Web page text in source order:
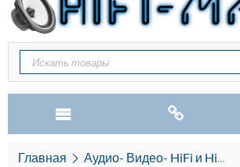
Главная Аудио- Видео- HiFi и HiEND